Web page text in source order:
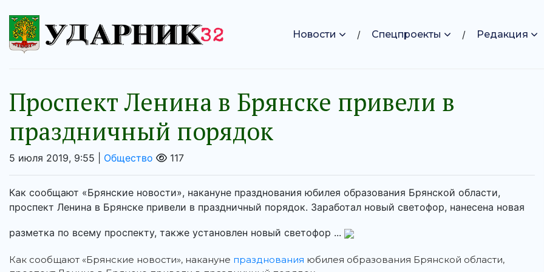
Новости Спецпроекты Редакция
Проспект Ленина в Брянске привели в
праздничный порядок
5 июля 2019, 9:55 | Общество 117
Как сообщают «Брянские новости», накануне празднования юбилея образования Брянской области,
проспект Ленина в Брянске привели в праздничный порядок. Заработал новый светофор, нанесена новая
разметка по всему проспекту, также установлен новый светофор ...
Как сообщают «Брянские новости», накануне празднования юбилея образования Брянской области,